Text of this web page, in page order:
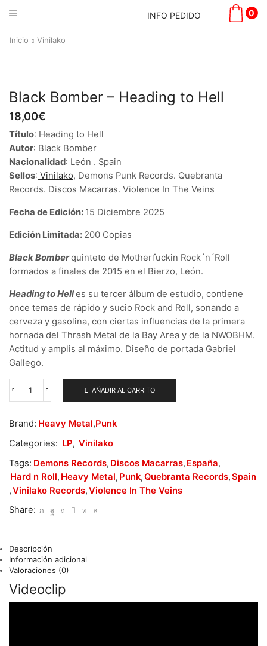
INFO PEDIDO 0
Inicio Vinilako
Black Bomber – Heading to Hell
18,00€
Título: Heading to Hell
Autor: Black Bomber
Nacionalidad: León . Spain
Sellos: Vinilako, Demons Punk Records. Quebranta
Records. Discos Macarras. Violence In The Veins
Fecha de Edición: 15 Diciembre 2025
Edición Limitada: 200 Copias
Black Bomberquinteto de Motherfuckin Rock´n´Roll
formados a finales de 2015 en el Bierzo, León.
Heading to Helles su tercer álbum de estudio, contiene
once temas de rápido y sucio Rock and Roll, sonando a
cerveza y gasolina, con ciertas influencias de la primera
hornada del Thrash Metal de la Bay Area y de la NWOBHM.
Actitud y amplis al máximo. Diseño de portada Gabriel
Gallego.
Black
Heading
Hell
cantidad
AÑADIR AL CARRITO
Brand: Heavy Metal,Punk
Categories: LP, Vinilako
Tags: Demons Records, Discos Macarras, España,
Hard n Roll, Heavy Metal, Punk,Quebranta Records,Spain
,Vinilako Records,Violence In The Veins
Share:
Descripción
Información adicional
Valoraciones (0)
Videoclip